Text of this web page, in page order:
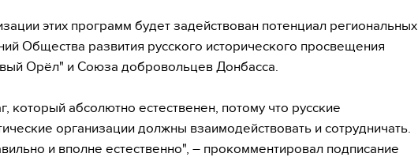
этих программ будет задействован потенциал региональных
Общества развития русского исторического просвещения
Орёл" и Союза добровольцев Донбасса.
который абсолютно естественен, потому что русские
организации должны взаимодействовать и сотрудничать.
и вполне естественно", – прокомментировал подписание